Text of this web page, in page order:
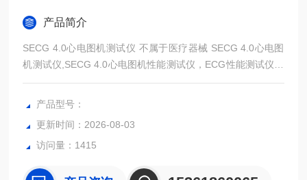
产品简介
SECG 4.0心电图机测试仪 不属于医疗器械 SECG 4.0心电图
机测试仪,SECG 4.0心电图机性能测试仪，ECG性能测试仪专
为一致性测试而设计。
产品型号：
更新时间：2026-08-03
访问量：1415